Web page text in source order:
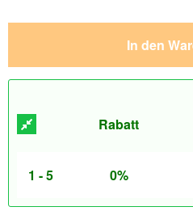
In den
Rabatt
1 - 5 0%